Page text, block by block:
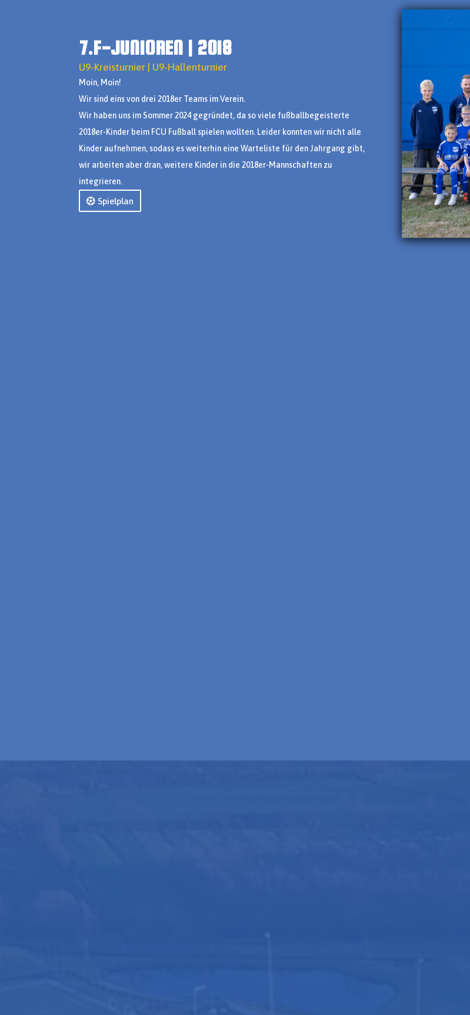
7.F-JUNIOREN | 2018
U9-Kreisturnier | U9-Hallenturnier
Moin, Moin!
Wir sind eins von drei 2018er Teams im Verein.
Wir haben uns im Sommer 2024 gegründet, da so viele fußballbegeisterte
2018er-Kinder beim FCU Fußball spielen wollten. Leider konnten wir nicht alle
Kinder aufnehmen, sodass es weiterhin eine Warteliste für den Jahrgang gibt,
wir arbeiten aber dran, weitere Kinder in die 2018er-Mannschaften zu
integrieren.
Spielplan